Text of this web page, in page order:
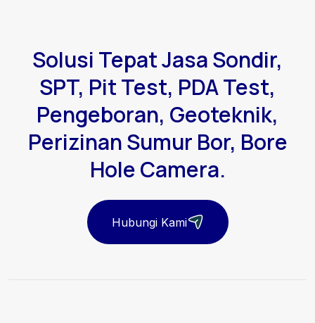
Solusi Tepat Jasa Sondir,
SPT, Pit Test, PDA Test,
Pengeboran, Geoteknik,
Perizinan Sumur Bor, Bore
Hole Camera.
Hubungi Kami